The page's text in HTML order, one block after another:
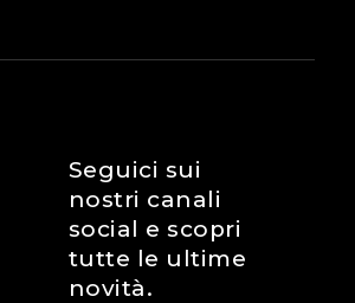
Seguici sui
nostri canali
social e scopri
tutte le ultime
novità.